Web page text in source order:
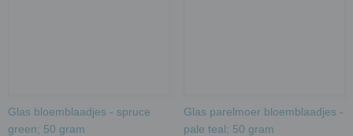
Glas bloemblaadjes - spruce
green; 50 gram
Glas parelmoer bloemblaadjes -
pale teal; 50 gram